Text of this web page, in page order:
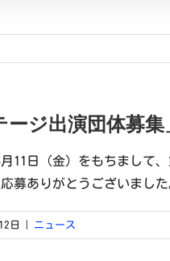
ージ出演団体募
11日（金）をもちまして
募ありがとうございました
日 ニュース